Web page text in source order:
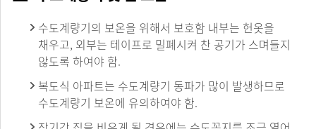
수도계량기의 보온을 위해서 보호함 내부는 헌옷을
채우고, 외부는 테이프로 밀폐시켜 찬 공기가 스며들지
않도록 하여야 함.
복도식 아파트는 수도계량기 동파가 많이 발생하므로
수도계량기 보온에 유의하여야 함.